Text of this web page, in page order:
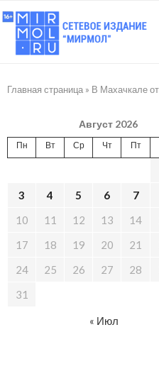
Главная страница » В Махачкале
Август 2026
Пн Вт Ср Чт Пт
3
4 5 6 7
10
11 12 13 14
17
18 19 20 21
24
25 26 27 28
31
« Июл